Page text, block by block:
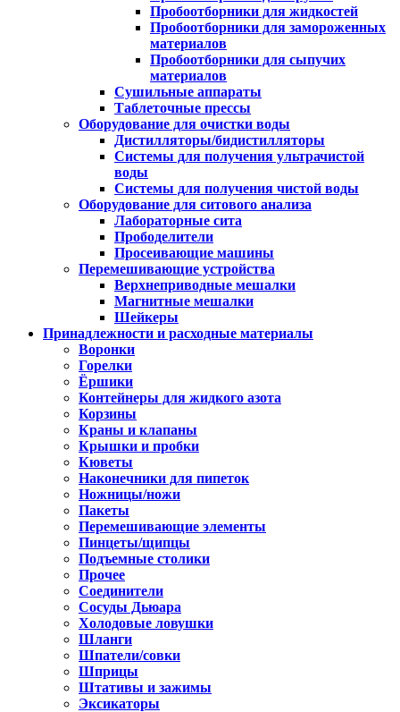
Пробоотборники для жидкостей
Пробоотборники для замороженных
материалов
Пробоотборники для сыпучих
материалов
Сушильные аппараты
Таблеточные прессы
Оборудование для очистки воды
Дистилляторы/бидистилляторы
Системы для получения ультрачистой
воды
Системы для получения чистой воды
Оборудование для ситового анализа
Лабораторные сита
Прободелители
Просеивающие машины
Перемешивающие устройства
Верхнеприводные мешалки
Магнитные мешалки
Шейкеры
Принадлежности и расходные материалы
Воронки
Горелки
Ёршики
Контейнеры для жидкого азота
Корзины
Краны и клапаны
Крышки и пробки
Кюветы
Наконечники для пипеток
Ножницы/ножи
Пакеты
Перемешивающие элементы
Пинцеты/щипцы
Подъемные столики
Прочее
Соединители
Сосуды Дьюара
Холодовые ловушки
Шланги
Шпатели/совки
Шприцы
Штативы и зажимы
Эксикаторы